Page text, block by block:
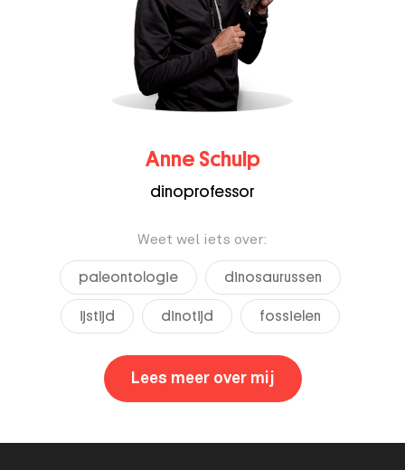
Anne Schulp
dinoprofessor
Weet wel iets over:
paleontologie dinosaurussen
ijstijd dinotijd fossielen
Lees meer over mij Anne Schulp